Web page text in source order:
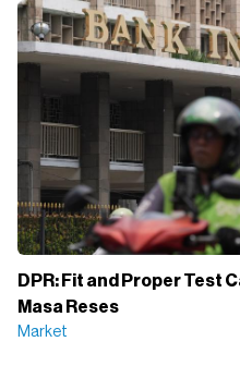
DPR: Fit and Proper Test
Masa Reses
Market